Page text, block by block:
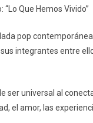
Que Hemos Vivido”
pop
integrantes entre
ser universal al
el amor, las